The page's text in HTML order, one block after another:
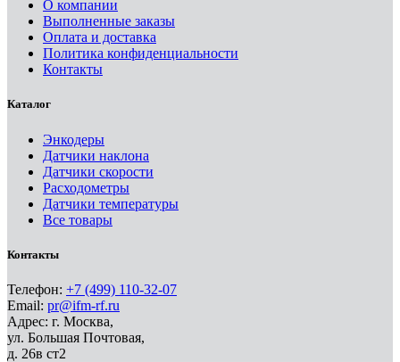
О компании
Выполненные заказы
Оплата и доставка
Политика конфиденциальности
Контакты
Каталог
Энкодеры
Датчики наклона
Датчики скорости
Расходометры
Датчики температуры
Все товары
Контакты
Телефон: +7 (499) 110-32-07
Email: pr@ifm-rf.ru
Адрес: г. Москва,
ул. Большая Почтовая,
д. 26в ст2